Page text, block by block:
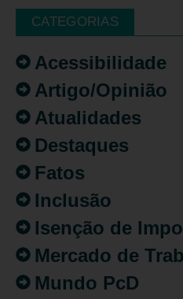
CATEGORIAS
Acessibilidade
Artigo/Opinião
Atualidades
Destaques
Fatos
Inclusão
Isenção de
Mercado de
Mundo PcD